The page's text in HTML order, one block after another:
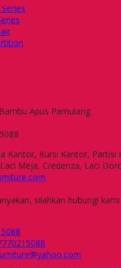
Apus Pamulang
Kantor, Kursi Kantor, Partisi
Meja, Credenza, Laci
silahkan hubungi